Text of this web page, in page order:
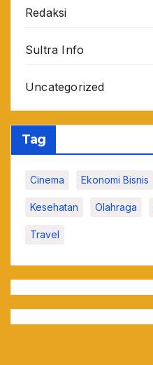
Redaksi
Sultra Info
Uncategorized
Tag
Cinema Ekonomi Bisnis
Kesehatan Olahraga
Travel